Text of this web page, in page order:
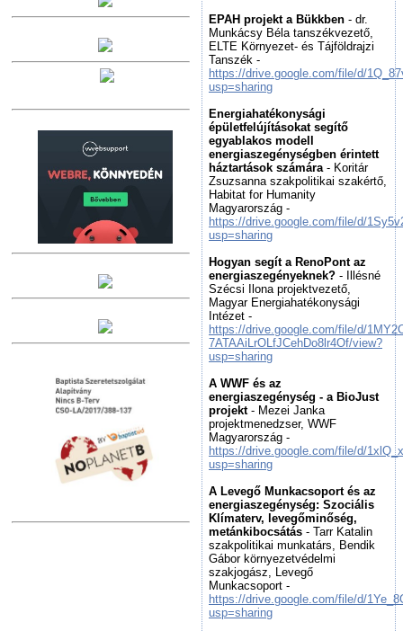
EPAH projekt a Bükkben - dr.
Munkácsy Béla tanszékvezető,
ELTE Környezet- és Tájföldrajzi
Tanszék -
https://drive.google.com/file/d/
usp=sharing
Energiahatékonysági
épületfelújításokat segítő
egyablakos modell
energiaszegénységben érintett
háztartások számára - Koritár
Zsuzsanna szakpolitikai szakértő,
Habitat for Humanity
Magyarország -
https://drive.google.com/file/d/
usp=sharing
Hogyan segít a RenoPont az
energiaszegényeknek? - Illésné
Szécsi Ilona projektvezető,
Magyar Energiahatékonysági
Intézet -
https://drive.google.com/file/d/
7ATAAiLrOLfJCehDo8lr4Of/view?
usp=sharing
A WWF és az
energiaszegénység - a BioJust
projekt - Mezei Janka
projektmenedzser, WWF
Magyarország -
https://drive.google.com/file/d/
usp=sharing
A Levegő Munkacsoport és az
energiaszegénység: Szociális
Klímaterv, levegőminőség,
metánkibocsátás - Tarr Katalin
szakpolitikai munkatárs, Bendik
Gábor környezetvédelmi
szakjogász, Levegő
Munkacsoport -
https://drive.google.com/file/d/
usp=sharing